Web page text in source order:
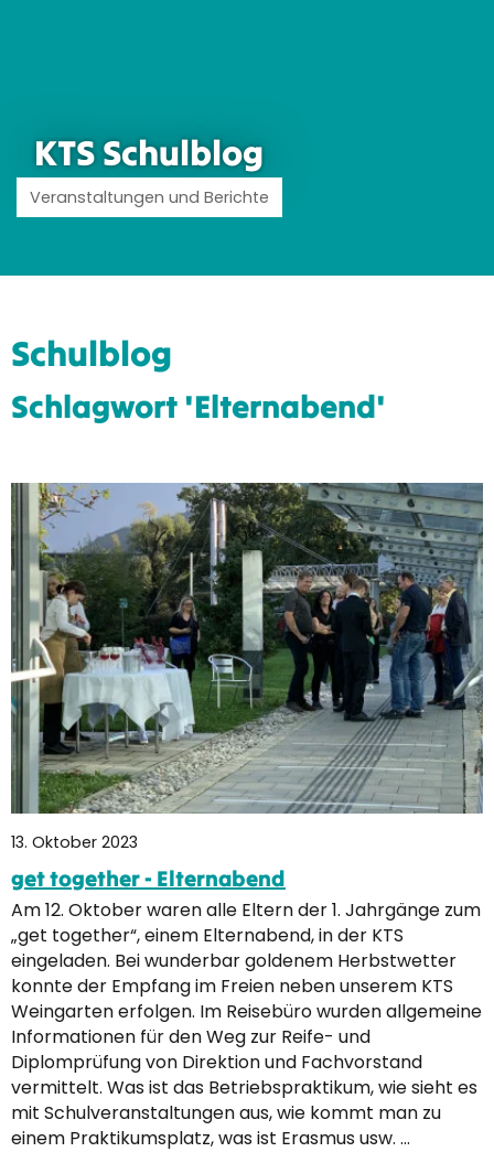
KTS Schulblog
Veranstaltungen und Berichte
Schulblog
Schlagwort 'Elternabend'
13. Oktober 2023
get together - Elternabend
Am 12. Oktober waren alle Eltern der 1. Jahrgänge zum
„get together“, einem Elternabend, in der KTS
eingeladen. Bei wunderbar goldenem Herbstwetter
konnte der Empfang im Freien neben unserem KTS
Weingarten erfolgen. Im Reisebüro wurden allgemeine
Informationen für den Weg zur Reife- und
Diplomprüfung von Direktion und Fachvorstand
vermittelt. Was ist das Betriebspraktikum, wie sieht es
mit Schulveranstaltungen aus, wie kommt man zu
einem Praktikumsplatz, was ist Erasmus usw. …